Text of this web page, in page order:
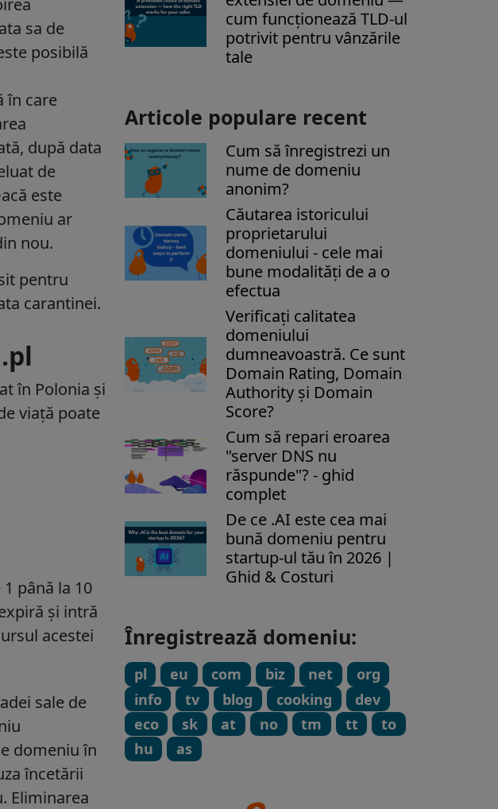
sa de
posibilă
în care
după data
de
este
ar
nou.
pentru
carantinei.
în Polonia și
viață poate
până la 10
și intră
acestei
sale de
domeniu în
încetării
Eliminarea
cum funcționează TLD-ul
potrivit pentru vânzările
tale
Articole populare recent
Cum să înregistrezi un
nume de domeniu
anonim?
Căutarea istoricului
proprietarului
domeniului - cele mai
bune modalități de a o
efectua
Verificați calitatea
domeniului
dumneavoastră. Ce sunt
Domain Rating, Domain
Authority și Domain
Score?
Cum să repari eroarea
"server DNS nu
răspunde"? - ghid
complet
De ce .AI este cea mai
bună domeniu pentru
startup-ul tău în 2026 |
Ghid & Costuri
Înregistrează domeniu:
pl eu com biz net
org
info
tv blog cooking
dev
eco
sk at no tm tt
to
hu
as